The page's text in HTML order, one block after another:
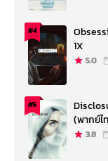
#4
1X
5.0
#5
(พากย์ไ
3.8